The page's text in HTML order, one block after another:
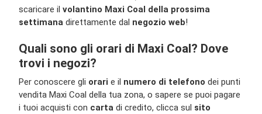
scaricare il volantino Maxi Coal della prossima
settimana direttamente dal negozio web!
Quali sono gli orari di Maxi Coal? Dove
trovi i negozi?
Per conoscere gli orari e il numero di telefono dei punti
vendita Maxi Coal della tua zona, o sapere se puoi pagare
i tuoi acquisti con carta di credito, clicca sul sito